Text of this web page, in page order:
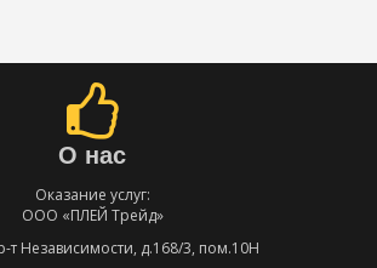
О нас
Оказание услуг:
ООО «ПЛЕЙ Трейд»
т Независимости, д.168/3, пом.10Н